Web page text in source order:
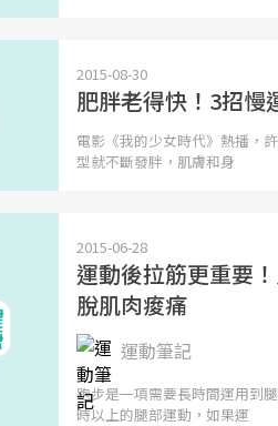
2015-08-30
肥胖老得快！3招慢
電影《我的少女時代》熱播，
型就不斷發胖，肌膚和身
2015-06-28
運動後拉筋更重要
脫肌肉痠痛
運動筆記
跑步是一項需要長時間運用到
時以上的腿部運動，如果運